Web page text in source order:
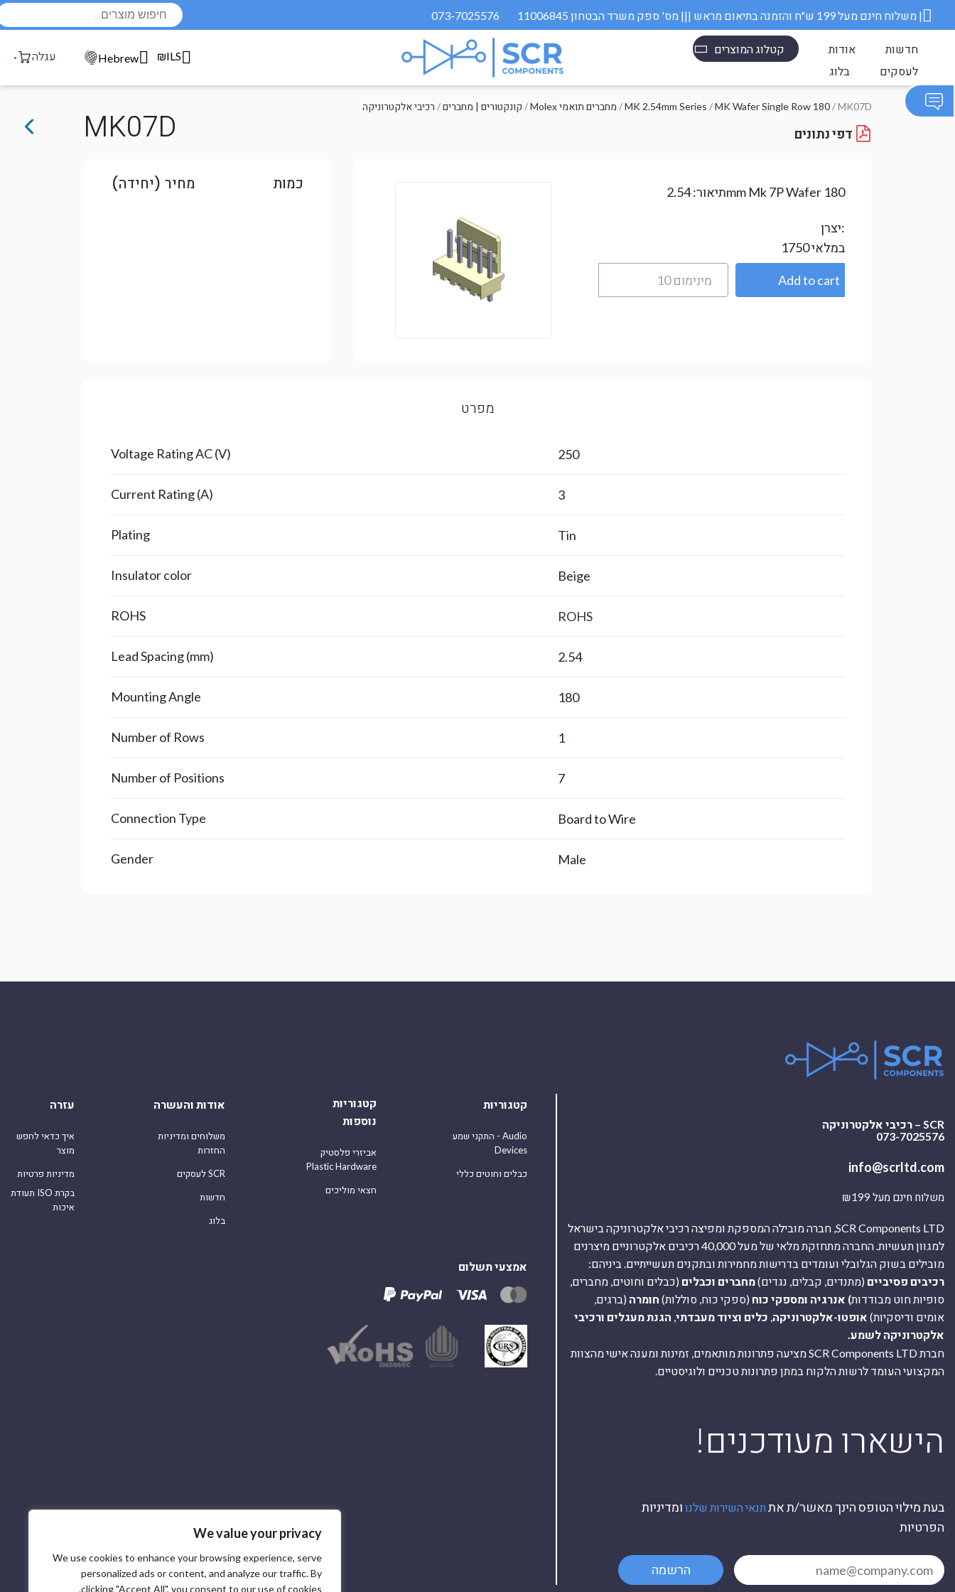
We value your privacy
We use cookies to enhance your browsing experience, serve
personalized ads or content, and analyze our traffic. By
clicking "Accept All", you consent to our use of cookies.
073-7025576 משלוח חינם מעל 199 ש״ח והזמנה בתיאום מראש ||| מס' ספק משרד הבטחון 11006845 |
קטלוג המוצרים אודות
חדשות
בלוג
לעסקים
עגלה Hebrew ₪ILS
רכיבי אלקטרוניקה /קונקטורים | מחברים / Molex מחברים תואמי /MK 2.54mm Series /MK Wafer Single Row 180/ MK07D
MK07D
תיאור:2.54mm Mk 7P Wafer 180
יצרן:
1750במלאי
כמות מחיר (יחידה)
מפרט
Voltage Rating AC (V) 250
Current Rating (A) 3
Plating Tin
Insulator color Beige
ROHS ROHS
Lead Spacing (mm) 2.54
Mounting Angle 180
Number of Rows 1
Number of Positions 7
Connection Type Board to Wire
Gender Male
SCR – רכיבי אלקטרוניקה
073-7025576
info@scrltd.com
משלוח חינם מעל ₪199
SCR Components LTD, חברה מובילה המספקת ומפיצה רכיבי אלקטרוניקה בישראל
למגוון תעשיות. החברה מתחזקת מלאי של מעל 40,000 רכיבים אלקטרוניים מיצרנים
מובילים בשוק הגלובלי ועומדים בדרישות מחמירות ובתקנים תעשייתיים. ביניהם:
רכיבים פסיביים (מתנדים, קבלים, נגדים)מחברים וכבלים (כבלים וחוטים, מחברים,
סופיות חוט מבודדות) אנרגיה ומספקי כוח (ספקי כוח, סוללות) חומרה (ברגים,
אומים ודיסקיות) אופטו-אלקטרוניקה כלים וציוד מעבדתי הגנת מעגלים ורכיבי
אלקטרוניקה לשמע.
חברת SCR Components LTD מציעה פתרונות מותאמים, זמינות ומענה אישי מהצוות
המקצועי העומד לרשות הלקוח במתן פתרונות טכניים ולוגיסטיים.
!הישארו מעודכנים
בעת מילוי הטופס הינך מאשר/ת את תנאי השירות שלנו ומדיניות
הפרטיות
הרשמה
קטגוריות
התקני שמע - Audio
Devices
כבלים וחוטים כללי
קטגוריות
נוספות
אביזרי פלסטיק
Plastic Hardware
חצאי מוליכים
אודות והעשרה
משלוחים ומדיניות
החזרות
לעסקים SCR
חדשות
בלוג
עזרה
איך כדאי לחפש
מוצר
מדיניות פרטיות
תעודת ISO בקרת
איכות
אמצעי תשלום